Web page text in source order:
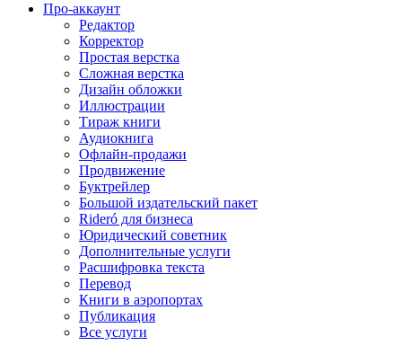
Про-аккаунт
Редактор
Корректор
Простая верстка
Сложная верстка
Дизайн обложки
Иллюстрации
Тираж книги
Аудиокнига
Офлайн-продажи
Продвижение
Буктрейлер
Большой издательский пакет
Rideró для бизнеса
Юридический советник
Дополнительные услуги
Расшифровка текста
Перевод
Книги в аэропортах
Публикация
Все услуги